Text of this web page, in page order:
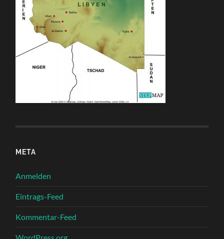
META
Anmelden
Eintrags-Feed
Kommentar-Feed
WordPress.org